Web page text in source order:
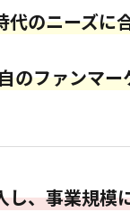
代のニーズに
のファンマ
し、事業規模